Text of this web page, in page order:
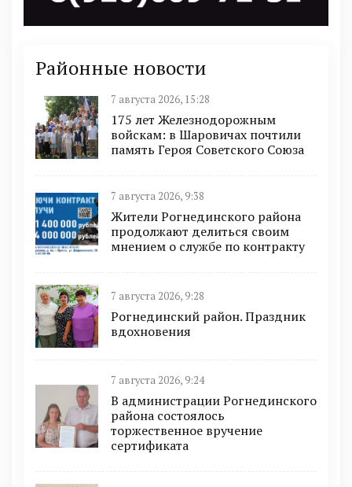
Районные новости
7 августа 2026, 15:28
175 лет Железнодорожным
войскам: в Шаровичах почтили
память Героя Советского Союза
7 августа 2026, 9:38
Жители Рогнединского района
продолжают делиться своим
мнением о службе по контракту
7 августа 2026, 9:28
Рогнединский район. Праздник
вдохновения
7 августа 2026, 9:24
В администрации Рогнединского
района состоялось
торжественное вручение
сертификата